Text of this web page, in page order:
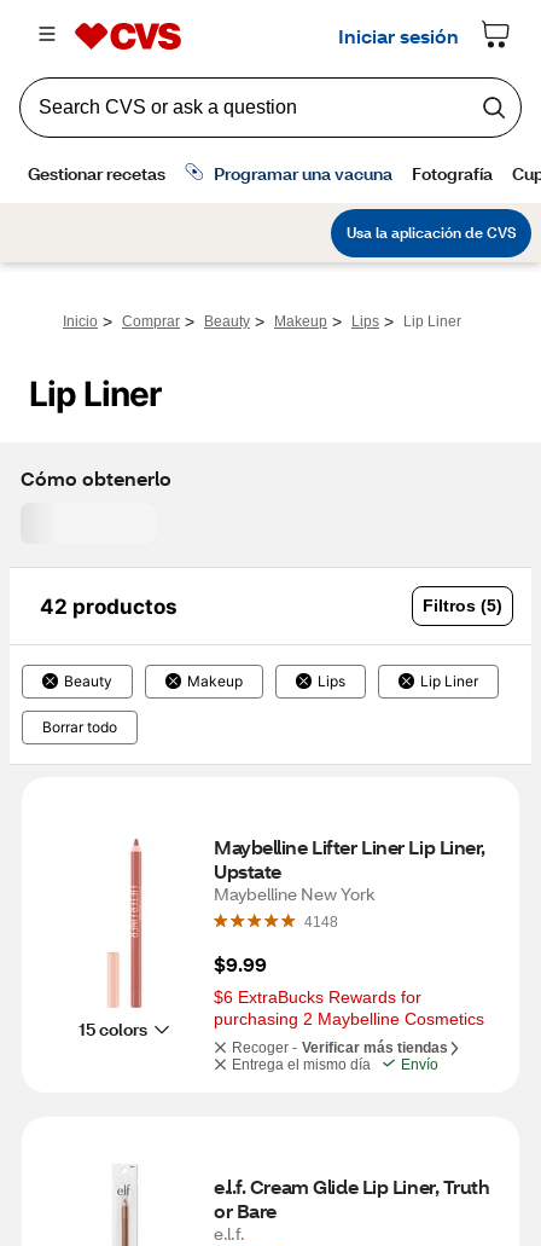
Inicio > Comprar > Beauty > Makeup > Lips > Lip Liner
Lip Liner
Cómo obtenerlo
42 productos Filtros (5)
Beauty Makeup Lips Lip Liner
Borrar todo
15 colors
Maybelline Lifter Liner Lip Liner,
Upstate
Maybelline New York
4148
$9.99
$6 ExtraBucks Rewards for
purchasing 2 Maybelline Cosmetics
Recoger - Verificar más tiendas
Entrega el mismo día
Envío
e.l.f. Cream Glide Lip Liner, Truth
or Bare
e.l.f.